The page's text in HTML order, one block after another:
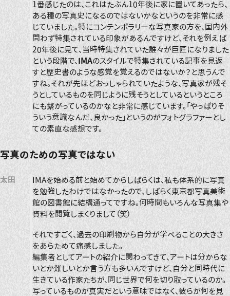
1番感じたのは、これはたぶん10年後に家に置いてあったら、
ある種の写真史になるのではないかなというのを非常に感
じていました。特にコンテンポラリーな写真家の方を、国内外
問わず特集されている印象があるんですけど、それを例えば
20年後に見て、当時特集されていた誰々が巨匠になりました
という段階で、 IMAのスタイルで特集されている記事を見返
すと歴史書のような感覚を覚えるのではないか？と思うんで
すね。それが先ほどおっしゃられていたような、写真家が残そ
うとしているものを同じように残そうとしているというところ
にも繋がっているのかなと非常に感じています。「やっぱりそ
ういう意識なんだ、良かった」というのがフォトグラファーとし
ての素直な感想です。
写真のための写真ではない
太田
IMAを始める前と始めてからしばらくは、私も体系的に写真
を勉強したわけではなかったので、しばらく東京都写真美術
館の図書館に結構通ってですね。何時間もいろんな写真集や
資料を閲覧しまくりまして（笑）
それですごく、過去の印刷物から自分が学べることの大きさ
をあらためて痛感しました。
編集者としてアートの紹介に関わってきて、アートは分からな
いとか難しいとか言う方も多いんですけど、自分と同時代に
生きている作家たちが、同じ世界で何を切り取っているのか。
写っているものが真実だという意味ではなく、彼らが何を見